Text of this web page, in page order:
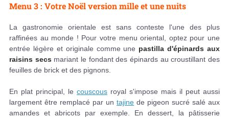
Menu 3 : Votre Noël version mille et une nuits
La gastronomie orientale est sans conteste l'une des plus
raffinées au monde ! Pour votre menu oriental, optez pour une
entrée légère et originale comme une pastilla d'épinards aux
raisins secsmariant le fondant des épinards au croustillant des
feuilles de brick et des pignons.
En plat principal, le couscous royal s'impose mais il peut aussi
largement être remplacé par un tajine de pigeon sucré salé aux
amandes et abricots par exemple. En dessert, la pâtisserie